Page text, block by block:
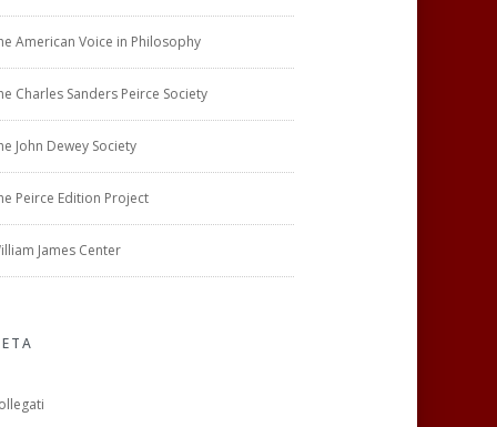
American Voice in Philosophy
Charles Sanders Peirce Society
John Dewey Society
Peirce Edition Project
James Center